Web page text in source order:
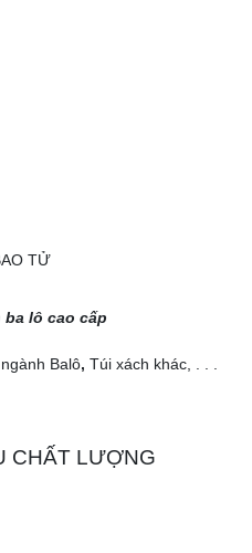
TỬ
lô cao cấp
Balô, Túi xách khác, . . .
CHẤT LƯỢNG